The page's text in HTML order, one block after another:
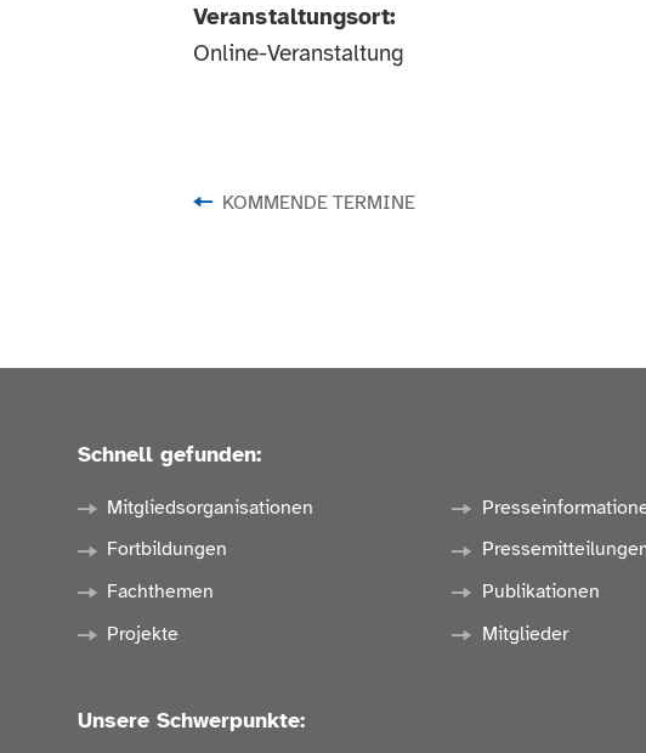
Veranstaltungsort:
Online-Veranstaltung
KOMMENDE TERMINE
Schnell gefunden:
Mitgliedsorganisationen
Fortbildungen
Fachthemen
Projekte
Publikationen
Mitglieder
Unsere Schwerpunkte: